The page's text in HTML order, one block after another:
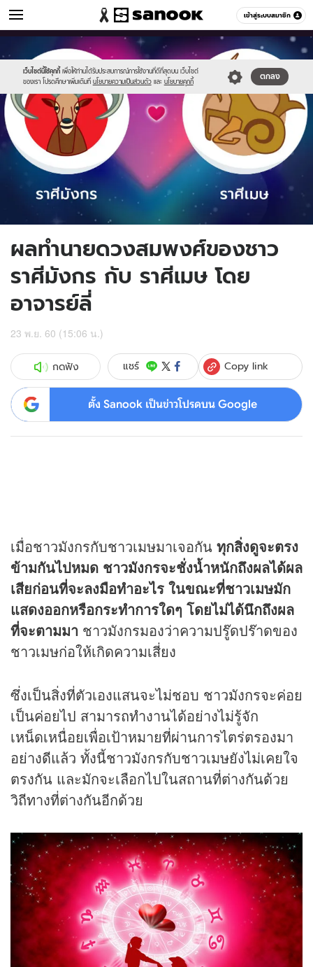
เข้าสู่ระบบสมาชิก
ดูดวง หมวดอื่นๆ
เว็บไซต์นี้ใช้คุกกี้ เพื่อให้ท่านได้รับประสบการณ์การใช้งานที่ดีที่สุดบน เว็บไซต์
ของเรา โปรดศึกษาเพิ่มเติมที่ นโยบายความเป็นส่วนตัว และ นโยบายคุกกี้
ตกลง
//s.isanook.com/sr/0/images/logo-
new-
sanook.png
//s.isanook.com/ho/0/ud/25/127841/mm_1.jpg
ผลทำนายดวงสมพงศ์ของชาว
ราศีมังกร กับ ราศีเมษ โดย
อาจารย์ลี่
23 พ.ย. 60 (15:06 น.)
กดฟัง แชร์ Copy link
ตั้ง Sanook เป็นข่าวโปรดบน Google
เมื่อชาวมังกรกับชาวเมษมาเจอกัน ทุกสิ่งดูจะตรง
ข้ามกันไปหมด ชาวมังกรจะชั่งน้ำหนักถึงผลได้ผล
เสียก่อนที่จะลงมือทำอะไร ในขณะที่ชาวเมษมัก
แสดงออกหรือกระทำการใดๆ โดยไม่ได้นึกถึงผล
ที่จะตามมา ชาวมังกรมองว่าความปรู๊ดปร๊าดของ
ชาวเมษก่อให้เกิดความเสี่ยง
ซึ่งเป็นสิ่งที่ตัวเองแสนจะไม่ชอบ ชาวมังกรจะค่อย
เป็นค่อยไป สามารถทำงานได้อย่างไม่รู้จัก
เหน็ดเหนื่อยเพื่อเป้าหมายที่ผ่านการไตร่ตรองมา
อย่างดีแล้ว ทั้งนี้ชาวมังกรกับชาวเมษยังไม่เคยใจ
ตรงกัน และมักจะเลือกไปในสถานที่ต่างกันด้วย
วิถีทางที่ต่างกันอีกด้วย